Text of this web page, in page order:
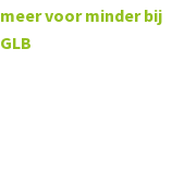
meer voor minder bij
GLB